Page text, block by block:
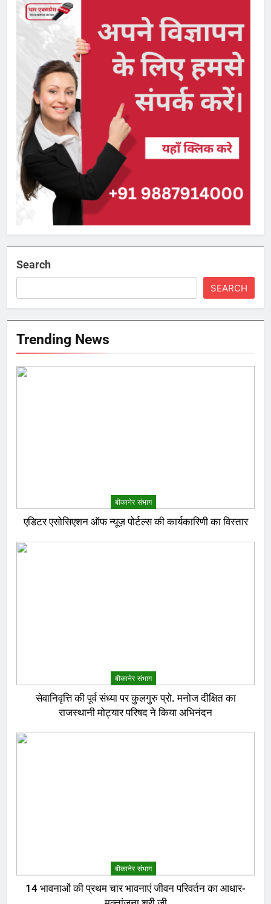
Search
SEARCH
Trending News
बीकानेर संभाग
एडिटर एसोसिएशन ऑफ न्यूज़ पोर्टल्स की कार्यकारिणी का विस्तार
बीकानेर संभाग
सेवानिवृत्ति की पूर्व संध्या पर कुलगुरु प्रो. मनोज दीक्षित का
राजस्थानी मोट्यार परिषद ने किया अभिनंदन
बीकानेर संभाग
14 भावनाओं की प्रथम चार भावनाएं जीवन परिवर्तन का आधार-